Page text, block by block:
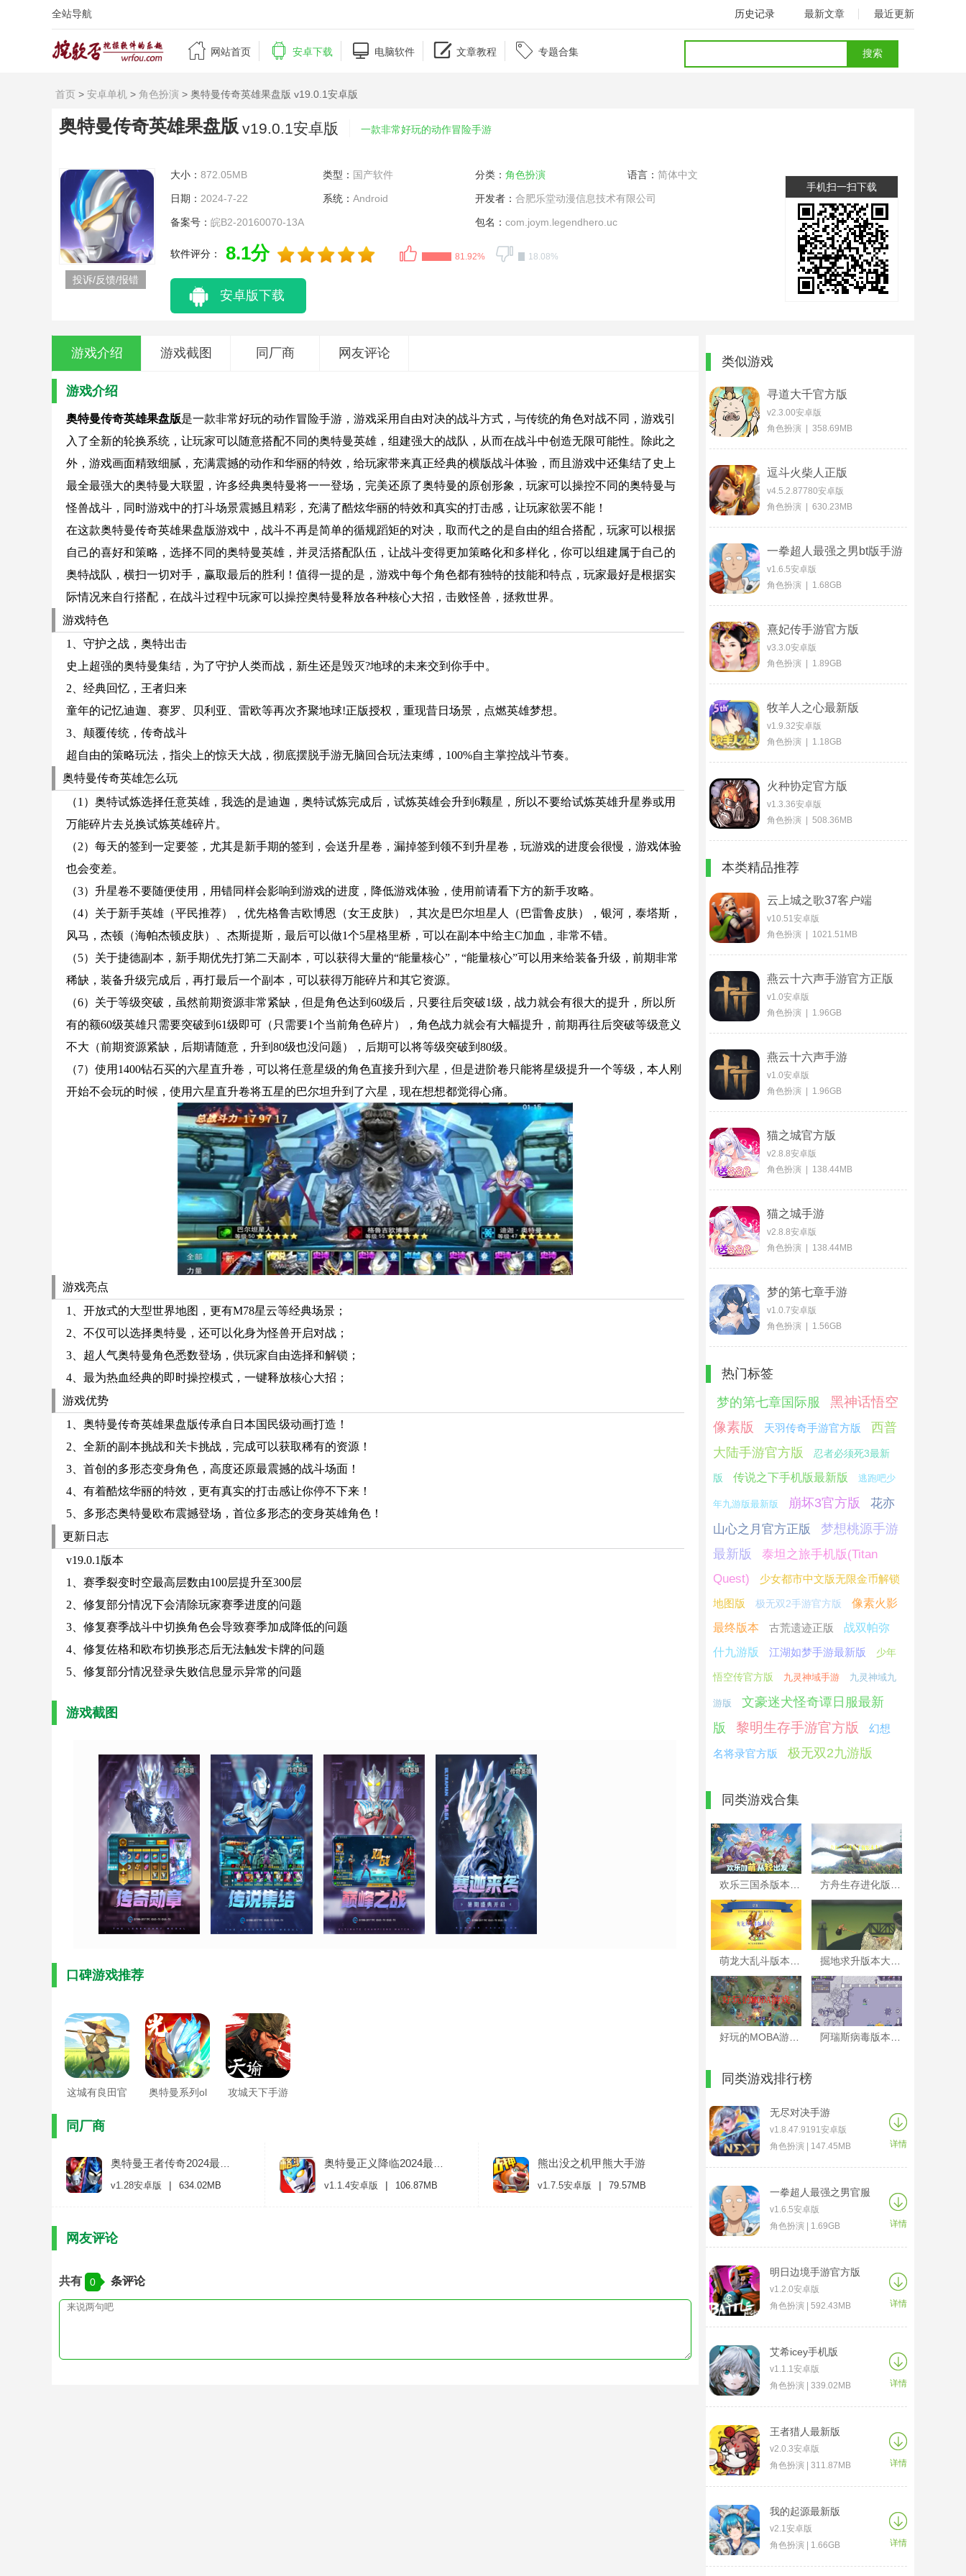
全站导航 历史记录 最新文章 最近更新
 网站首页  安卓下载  电脑软件  文章教程  专题合集
首页 > 安卓单机 > 角色扮演 > 奥特曼传奇英雄果盘版 v19.0.1安卓版
奥特曼传奇英雄果盘版 v19.0.1安卓版 一款非常好玩的动作冒险手游
投诉/反馈/报错
大小： 872.05MB 类型： 国产软件 分类： 角色扮演 语言： 简体中文
日期： 2024-7-22 系统： Android 开发者： 合肥乐堂动漫信息技术有限公司
备案号： 皖B2-20160070-13A 包名： com.joym.legendhero.uc
软件评分： 8.1分 81.92% 18.08%
安卓版下载
手机扫一扫下载
游戏介绍 游戏截图 同厂商 网友评论
游戏介绍
奥特曼传奇英雄果盘版是一款非常好玩的动作冒险手游，游戏采用自由对决的战斗方式，与传统的角色对战不同，游戏引
入了全新的轮换系统，让玩家可以随意搭配不同的奥特曼英雄，组建强大的战队，从而在战斗中创造无限可能性。除此之
外，游戏画面精致细腻，充满震撼的动作和华丽的特效，给玩家带来真正经典的横版战斗体验，而且游戏中还集结了史上
最全最强大的奥特曼大联盟，许多经典奥特曼将一一登场，完美还原了奥特曼的原创形象，玩家可以操控不同的奥特曼与
怪兽战斗，同时游戏中的打斗场景震撼且精彩，充满了酷炫华丽的特效和真实的打击感，让玩家欲罢不能！
在这款奥特曼传奇英雄果盘版游戏中，战斗不再是简单的循规蹈矩的对决，取而代之的是自由的组合搭配，玩家可以根据
自己的喜好和策略，选择不同的奥特曼英雄，并灵活搭配队伍，让战斗变得更加策略化和多样化，你可以组建属于自己的
奥特战队，横扫一切对手，赢取最后的胜利！值得一提的是，游戏中每个角色都有独特的技能和特点，玩家最好是根据实
际情况来自行搭配，在战斗过程中玩家可以操控奥特曼释放各种核心大招，击败怪兽，拯救世界。
游戏特色
1、守护之战，奥特出击
史上超强的奥特曼集结，为了守护人类而战，新生还是毁灭?地球的未来交到你手中。
2、经典回忆，王者归来
童年的记忆迪迦、赛罗、贝利亚、雷欧等再次齐聚地球!正版授权，重现昔日场景，点燃英雄梦想。
3、颠覆传统，传奇战斗
超自由的策略玩法，指尖上的惊天大战，彻底摆脱手游无脑回合玩法束缚，100%自主掌控战斗节奏。
奥特曼传奇英雄怎么玩
（1）奥特试炼选择任意英雄，我选的是迪迦，奥特试炼完成后，试炼英雄会升到6颗星，所以不要给试炼英雄升星券或用
万能碎片去兑换试炼英雄碎片。
（2）每天的签到一定要签，尤其是新手期的签到，会送升星卷，漏掉签到领不到升星卷，玩游戏的进度会很慢，游戏体验
也会变差。
（3）升星卷不要随便使用，用错同样会影响到游戏的进度，降低游戏体验，使用前请看下方的新手攻略。
（4）关于新手英雄（平民推荐），优先格鲁吉欧博恩（女王皮肤），其次是巴尔坦星人（巴雷鲁皮肤），银河，泰塔斯，
风马，杰顿（海帕杰顿皮肤）、杰斯提斯，最后可以做1个5星格里桥，可以在副本中给主C加血，非常不错。
（5）关于捷德副本，新手期优先打第二天副本，可以获得大量的“能量核心”，“能量核心”可以用来给装备升级，前期非常
稀缺，装备升级完成后，再打最后一个副本，可以获得万能碎片和其它资源。
（6）关于等级突破，虽然前期资源非常紧缺，但是角色达到60级后，只要往后突破1级，战力就会有很大的提升，所以所
有的额60级英雄只需要突破到61级即可（只需要1个当前角色碎片），角色战力就会有大幅提升，前期再往后突破等级意义
不大（前期资源紧缺，后期请随意，升到80级也没问题），后期可以将等级突破到80级。
（7）使用1400钻石买的六星直升卷，可以将任意星级的角色直接升到六星，但是进阶卷只能将星级提升一个等级，本人刚
开始不会玩的时候，使用六星直升卷将五星的巴尔坦升到了六星，现在想想都觉得心痛。
游戏亮点
1、开放式的大型世界地图，更有M78星云等经典场景；
2、不仅可以选择奥特曼，还可以化身为怪兽开启对战；
3、超人气奥特曼角色悉数登场，供玩家自由选择和解锁；
4、最为热血经典的即时操控模式，一键释放核心大招；
游戏优势
1、奥特曼传奇英雄果盘版传承自日本国民级动画打造！
2、全新的副本挑战和关卡挑战，完成可以获取稀有的资源！
3、首创的多形态变身角色，高度还原最震撼的战斗场面！
4、有着酷炫华丽的特效，更有真实的打击感让你停不下来！
5、多形态奥特曼欧布震撼登场，首位多形态的变身英雄角色！
更新日志
v19.0.1版本
1、赛季裂变时空最高层数由100层提升至300层
2、修复部分情况下会清除玩家赛季进度的问题
3、修复赛季战斗中切换角色会导致赛季加成降低的问题
4、修复佐格和欧布切换形态后无法触发卡牌的问题
5、修复部分情况登录失败信息显示异常的问题
游戏截图
口碑游戏推荐
这城有良田官
方版
奥特曼系列ol 攻城天下手游
同厂商
v1.28安卓版 | 634.02MB v1.1.4安卓版 | 106.87MB
熊出没之机甲熊大手游
v1.7.5安卓版 | 79.57MB
网友评论
共有 0 条评论
类似游戏
寻道大千官方版
v2.3.00安卓版
角色扮演 | 358.69MB
逗斗火柴人正版
v4.5.2.87780安卓版
角色扮演 | 630.23MB
一拳超人最强之男bt版手游
v1.6.5安卓版
角色扮演 | 1.68GB
熹妃传手游官方版
v3.3.0安卓版
角色扮演 | 1.89GB
牧羊人之心最新版
v1.9.32安卓版
角色扮演 | 1.18GB
火种协定官方版
v1.3.36安卓版
角色扮演 | 508.36MB
本类精品推荐
云上城之歌37客户端
v10.51安卓版
角色扮演 | 1021.51MB
燕云十六声手游官方正版
v1.0安卓版
角色扮演 | 1.96GB
燕云十六声手游
v1.0安卓版
角色扮演 | 1.96GB
猫之城官方版
v2.8.8安卓版
角色扮演 | 138.44MB
猫之城手游
v2.8.8安卓版
角色扮演 | 138.44MB
梦的第七章手游
v1.0.7安卓版
角色扮演 | 1.56GB
热门标签
梦的第七章国际服
黑神话悟空
像素版
天羽传奇手游官方版
西普
大陆手游官方版
忍者必须死3最新
版 传说之下手机版最新版 逃跑吧少
年九游版最新版 崩坏3官方版
花亦
山心之月官方正版
梦想桃源手游
最新版
泰坦之旅手机版(Titan
Quest)
少女都市中文版无限金币解锁
地图版
极无双2手游官方版
像素火影
最终版本
古荒遗迹正版
战双帕弥
什九游版
江湖如梦手游最新版 少年
悟空传官方版 九灵神域手游 九灵神域九
游版
文豪迷犬怪奇谭日服最新
版
黎明生存手游官方版 幻想
名将录官方版 极无双2九游版
同类游戏合集
同类游戏排行榜
无尽对决手游
v1.8.47.9191安卓版
角色扮演 | 147.45MB
详情
一拳超人最强之男官服
v1.6.5安卓版
角色扮演 | 1.69GB
详情
明日边境手游官方版
v1.2.0安卓版
角色扮演 | 592.43MB
详情
艾希icey手机版
v1.1.1安卓版
角色扮演 | 339.02MB
详情
王者猎人最新版
v2.0.3安卓版
角色扮演 | 311.87MB
详情
我的起源最新版
v2.1安卓版
角色扮演 | 1.66GB
详情